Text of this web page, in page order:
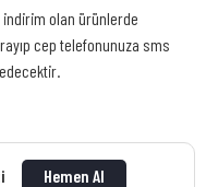
indirim olan ürünlerde
cep telefonunuza sms
Hemen Al